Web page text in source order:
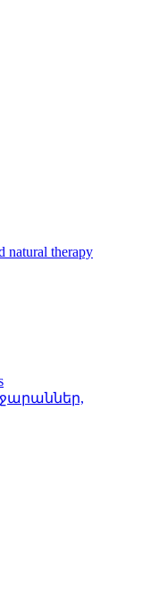
natural therapy